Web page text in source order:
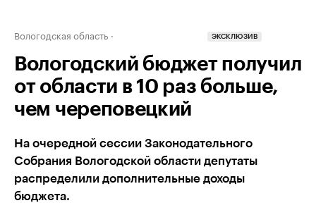
Вологодская область ЭКСКЛЮЗИВ
Вологодский бюджет получил
от области в 10 раз больше,
чем череповецкий
На очередной сессии Законодательного
Собрания Вологодской области депутаты
распределили дополнительные доходы
бюджета.